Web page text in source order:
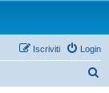
Login
Iscriviti